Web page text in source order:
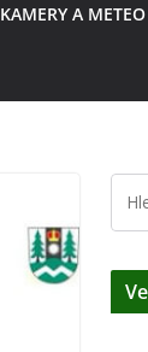
KAMERY A METEO